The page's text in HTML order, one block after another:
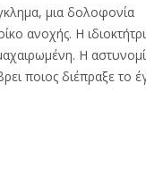
μια δολοφονία
ανοχής. Η
Η
ποιος διέπραξε το